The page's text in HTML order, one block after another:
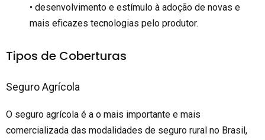
• desenvolvimento e estímulo à adoção de novas e
mais eficazes tecnologias pelo produtor.
Tipos de Coberturas
Seguro Agrícola
O seguro agrícola é a o mais importante e mais
comercializada das modalidades de seguro rural no Brasil,